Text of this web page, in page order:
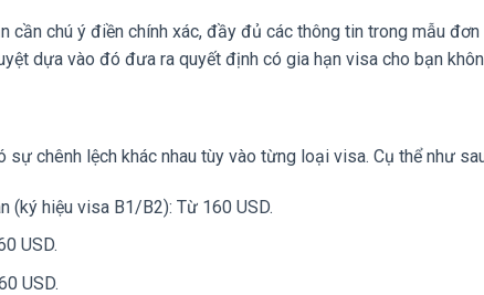
cần chú ý điền chính xác, đầy đủ các thông tin trong mẫu đơn
dựa vào đó đưa ra quyết định có gia hạn visa cho bạn
sự chênh lệch khác nhau tùy vào từng loại visa. Cụ thể như
(ký hiệu visa B1/B2): Từ 160 USD.
USD.
USD.